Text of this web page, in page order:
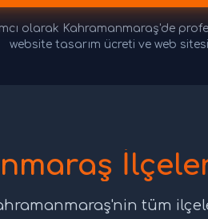
olarak Kahramanmaraş'de
website tasarım ücreti ve web
tüm